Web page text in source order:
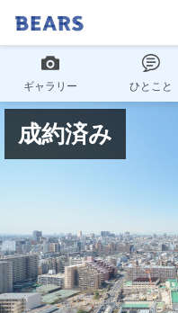
ギャラリー ひとこと
成約済み